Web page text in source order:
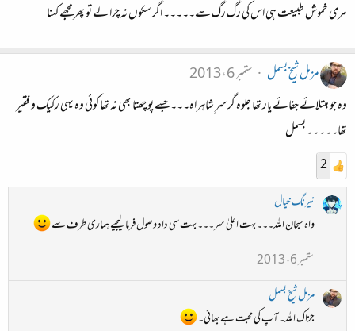
مری خموش طبیعت ہی اس کی رگ رگ سے۔۔۔۔۔ اگر سکوں نہ چرا لے تو پھر مجھے کہنا
مزمل شیخ بسمل
ستمبر 6، 2013
وہ جو مبتلائے جفائے یار تھا جلوہ گر سرِ شاہراہ۔۔۔جسے پوچھتا بھی نہ تھا کوئی وہ یہی رکیک و فقیر
تھا۔۔۔۔۔بسمل
2
نیرنگ خیال
واہ سبحان اللہ۔۔۔ بہت اعلیٰ سر۔۔۔ بہت سی داد وصول فرما لیجیے ہماری طرف سے
ستمبر 6، 2013
مزمل شیخ بسمل
جزاک اللہ۔ آپ کی محبت ہے بھائی۔